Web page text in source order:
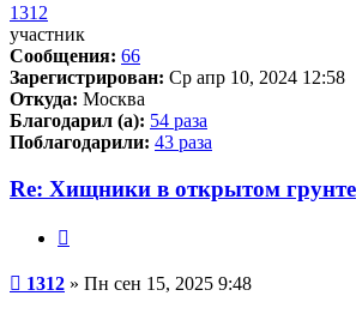
1312
участник
Сообщения: 66
Зарегистрирован: Ср апр 10, 2024 12:58
Откуда: Москва
Благодарил (а): 54 раза
Поблагодарили: 43 раза
Re: Хищники в открытом грунте
Сообщение
1312 » Пн сен 15, 2025 9:48